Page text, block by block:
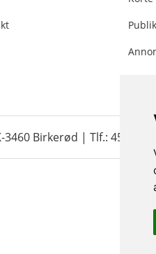
Birkerød | Tlf.: 45 35 24